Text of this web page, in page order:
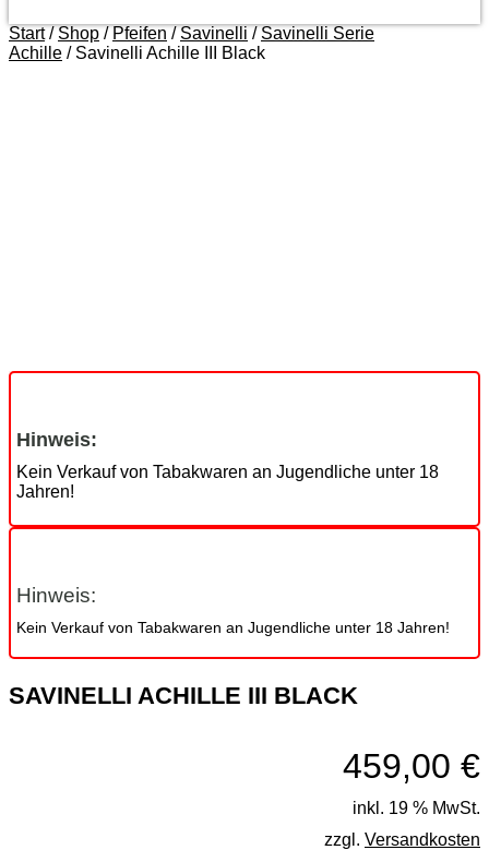
Start/ Shop / Pfeifen / Savinelli / Savinelli Serie
Achille / Savinelli Achille III Black
Hinweis:
Kein Verkauf von Tabakwaren an Jugendliche unter 18
Jahren!
Hinweis:
Kein Verkauf von Tabakwaren an Jugendliche unter 18 Jahren!
SAVINELLI ACHILLE III BLACK
459,00 €
inkl. 19 % MwSt.
zzgl. Versandkosten